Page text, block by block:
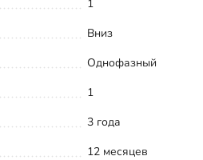
1
Вниз
Однофазный
1
3 года
12 месяцев